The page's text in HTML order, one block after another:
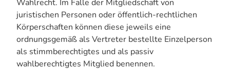
Wahlrecht. Im Falle der Mitgliedschaft von
juristischen Personen oder öffentlich-rechtlichen
Körperschaften können diese jeweils eine
ordnungsgemäß als Vertreter bestellte Einzelperson
als stimmberechtigtes und als passiv
wahlberechtigtes Mitglied benennen.